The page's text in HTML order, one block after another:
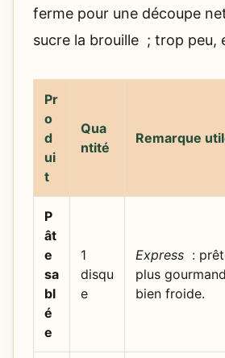
ferme pour une découpe
sucre la brouille ; trop peu,
Pr
o
d
ui
t
Qua
ntité
Remarque
P
ât
e
sa
bl
é
e
1
disqu
e
Express:
plus
bien froide.